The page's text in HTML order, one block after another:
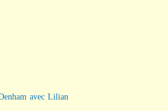
avec Lilian